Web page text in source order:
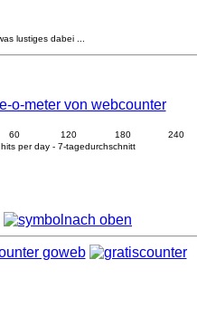
lustiges dabei ...
60 120 180
240
hits per day - 7-tagedurchschnitt
nach oben